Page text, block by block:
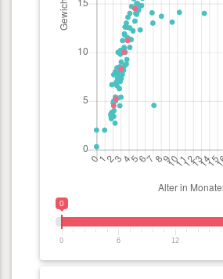
0
0 6 12